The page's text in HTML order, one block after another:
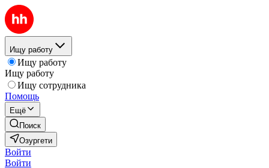
Ищу работу
Ищу работу
Ищу работу
Ищу сотрудника
Помощь
Ещё
Поиск
Озургети
Войти
Войти